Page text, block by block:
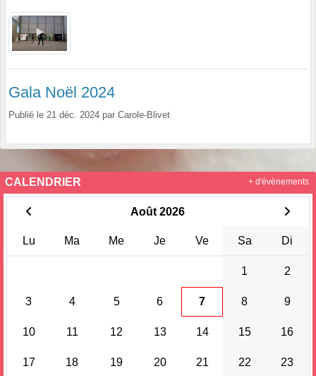
Gala Noël 2024
Publié le 21 déc. 2024 par Carole-Blivet
CALENDRIER
Août 2026
Lu Ma Me Je Ve Sa Di
1 2
3 4 5 6 7 8 9
10 11 12 13 14 15 16
17 18 19 20 21 22 23
+ d'évènements